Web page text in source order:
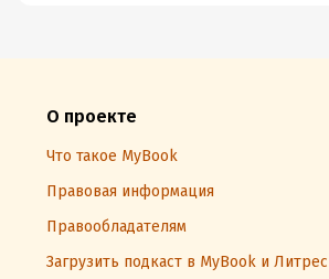
О проекте
Что такое MyBook
Правовая информация
Правообладателям
Загрузить подкаст в MyBook и Литрес